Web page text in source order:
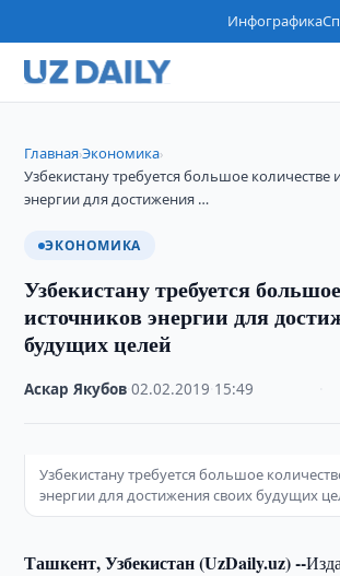
Инфографика
Главная›Экономика›
Узбекистану требуется большое количестве
энергии для достижения …
ЭКОНОМИКА
Узбекистану требуется
источников энергии для
будущих целей
Аскар Якубов ·02.02.2019 15:49
Узбекистану требуется большое
энергии для достижения своих будущих
Ташкент, Узбекистан (UzDaily.uz) --